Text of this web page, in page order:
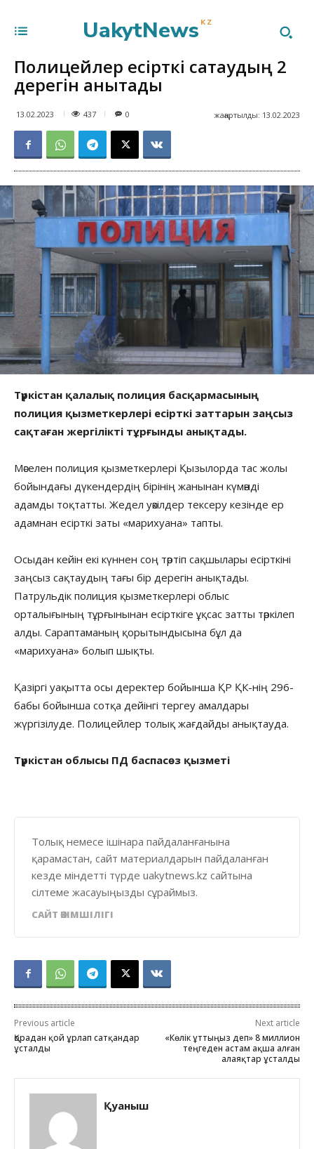
UakytNews KZ
Полицейлер есірткі сақтаудың 2
дерегін анықтады
13.02.2023 437 жаңартылды: 13.02.2023
0
Түркістан қалалық полиция басқармасының
полиция қызметкерлері есірткі заттарын заңсыз
сақтаған жергілікті тұрғынды анықтады.
Мәселен полиция қызметкерлері Қызылорда тас жолы
бойындағы дүкендердің бірінің жанынан күмәнді
адамды тоқтатты. Жедел уәкілдер тексеру кезінде ер
адамнан есірткі заты «марихуана» тапты.
Осыдан кейін екі күннен соң тәртіп сақшылары есірткіні
заңсыз сақтаудың тағы бір дерегін анықтады.
Патрульдік полиция қызметкерлері облыс
орталығының тұрғынынан есірткіге ұқсас затты тәркілеп
алды. Сараптаманың қорытындысына бұл да
«марихуана» болып шықты.
Қазіргі уақытта осы деректер бойынша ҚР ҚК-нің 296-
бабы бойынша сотқа дейінгі тергеу амалдары
жүргізілуде. Полицейлер толық жағдайды анықтауда.
Түркістан облысы ПД баспасөз қызметі
Толық немесе ішінара пайдаланғанына
қарамастан, сайт материалдарын пайдаланған
кезде міндетті түрде uakytnews.kz сайтына
сілтеме жасауыңызды сұраймыз.
САЙТ ӘКІМШІЛІГІ
Previous article
Қорадан қой ұрлап сатқандар
ұсталды
Next article
«Көлік ұттыңыз деп» 8 миллион
теңгеден астам ақша алған
алаяқтар ұсталды
Қуаныш